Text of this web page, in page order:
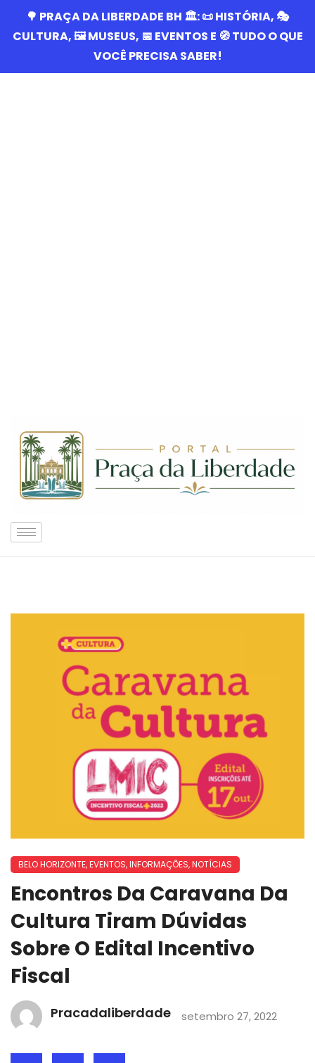
🌳 PRAÇA DA LIBERDADE BH 🏛️: 📜 HISTÓRIA, 🎭
CULTURA, 🖼️ MUSEUS, 📅 EVENTOS E 🧭 TUDO O QUE
VOCÊ PRECISA SABER!
BELO HORIZONTE,EVENTOS,INFORMAÇÕES,NOTÍCIAS
Encontros Da Caravana Da
Cultura Tiram Dúvidas
Sobre O Edital Incentivo
Fiscal
Pracadaliberdade setembro 27, 2022